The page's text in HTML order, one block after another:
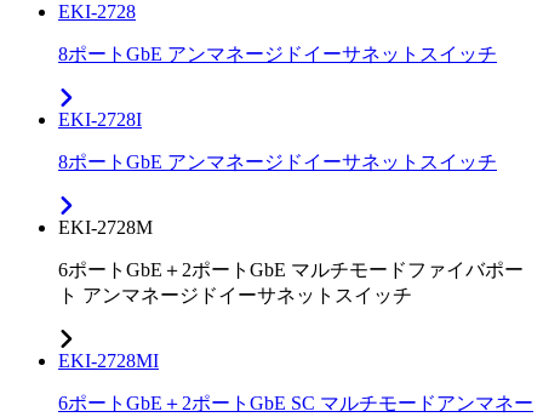
EKI-2728
8ポートGbE アンマネージドイーサネットスイッチ
EKI-2728I
8ポートGbE アンマネージドイーサネットスイッチ
EKI-2728M
6ポートGbE＋2ポートGbE マルチモードファイバポー
ト アンマネージドイーサネットスイッチ
EKI-2728MI
6ポートGbE＋2ポートGbE SC マルチモードアンマネー